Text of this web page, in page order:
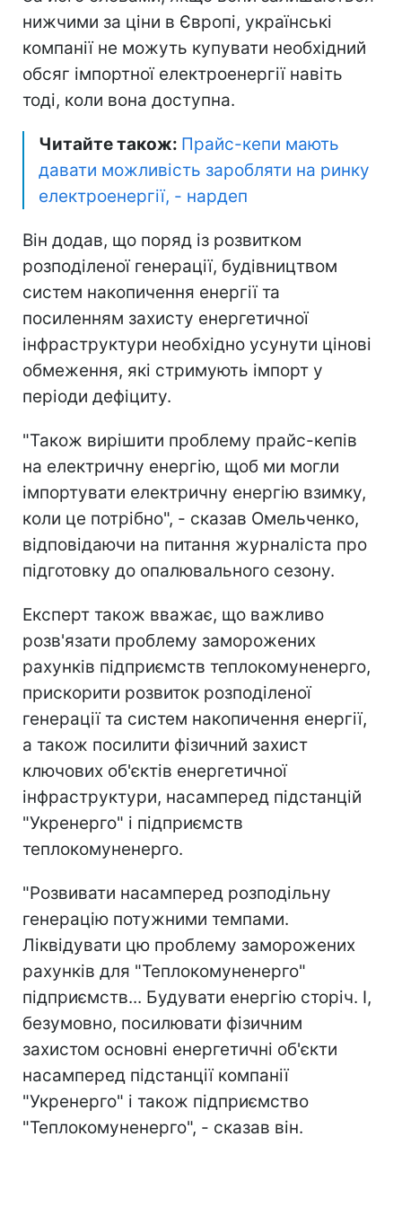
нижчими за ціни в Європі, українські
компанії не можуть купувати необхідний
обсяг імпортної електроенергії навіть
тоді, коли вона доступна.
Читайте також: Прайс-кепи мають
давати можливість заробляти на ринку
електроенергії, - нардеп
Він додав, що поряд із розвитком
розподіленої генерації, будівництвом
систем накопичення енергії та
посиленням захисту енергетичної
інфраструктури необхідно усунути цінові
обмеження, які стримують імпорт у
періоди дефіциту.
"Також вирішити проблему прайс-кепів
на електричну енергію, щоб ми могли
імпортувати електричну енергію взимку,
коли це потрібно", - сказав Омельченко,
відповідаючи на питання журналіста про
підготовку до опалювального сезону.
Експерт також вважає, що важливо
розв'язати проблему заморожених
рахунків підприємств теплокомуненерго,
прискорити розвиток розподіленої
генерації та систем накопичення енергії,
а також посилити фізичний захист
ключових об'єктів енергетичної
інфраструктури, насамперед підстанцій
"Укренерго" і підприємств
теплокомуненерго.
"Розвивати насамперед розподільну
генерацію потужними темпами.
Ліквідувати цю проблему заморожених
рахунків для "Теплокомуненерго"
підприємств... Будувати енергію сторіч. І,
безумовно, посилювати фізичним
захистом основні енергетичні об'єкти
насамперед підстанції компанії
"Укренерго" і також підприємство
"Теплокомуненерго", - сказав він.